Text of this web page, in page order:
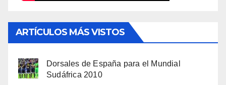
ARTÍCULOS MÁS VISTOS
Dorsales de España para el Mundial
Sudáfrica 2010